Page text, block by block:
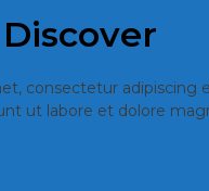
Discover
consectetur adipiscing
ut labore et dolore